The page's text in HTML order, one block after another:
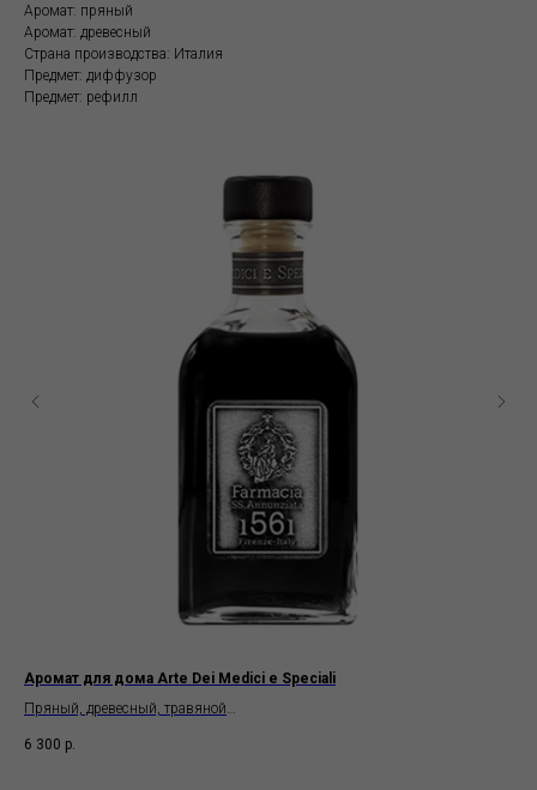
Аромат: пряный
Аромат: древесный
Страна производства: Италия
Предмет: диффузор
Предмет: рефилл
Аромат для дома Arte Dei Medici e Speciali
Пряный, древесный, травяной
6 300 р.